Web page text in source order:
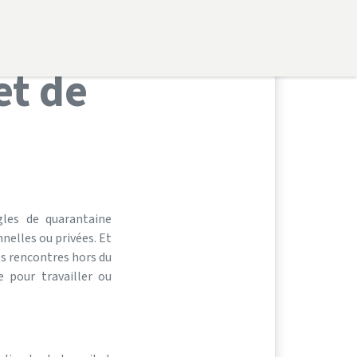
de
de quarantaine
ou privées. Et
rencontres hors du
pour travailler ou